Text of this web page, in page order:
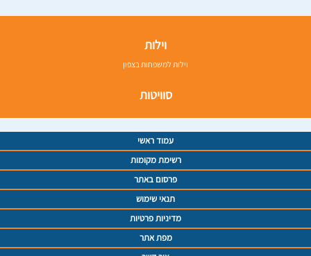
וילות
וילות למשפחות בצפון
סוויטות
עמוד ראשי
רשימת מקומות
פרסום באתר
תנאי שימוש
מדיניות פרטיות
מפת אתר